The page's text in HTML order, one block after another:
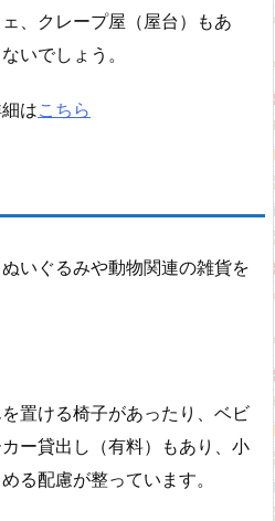
、クレープ屋（屋台）もあ
いでしょう。
はこちら
いぐるみや動物関連の雑貨を
置ける椅子があったり、ベビ
ー貸出し（有料）もあり、小
る配慮が整っています。